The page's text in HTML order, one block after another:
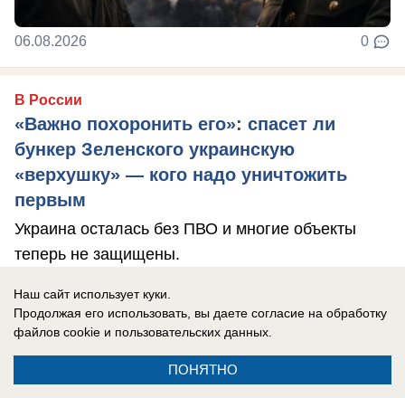
06.08.2026 0
В России
«Важно похоронить его»: спасет ли
бункер Зеленского украинскую
«верхушку» — кого надо уничтожить
первым
Украина осталась без ПВО и многие объекты
теперь не защищены.
Наш сайт использует куки.
Продолжая его использовать, вы даете согласие на обработку
файлов cookie и пользовательских данных.
ПОНЯТНО